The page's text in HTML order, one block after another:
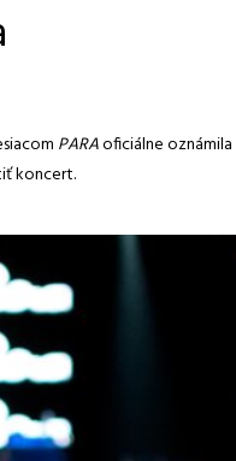
PARAoficiálne
koncert.